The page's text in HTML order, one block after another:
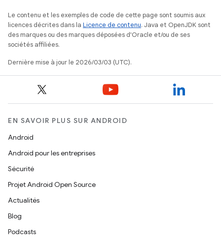
Le contenu et les exemples de code de cette page sont soumis aux
licences décrites dans la Licence de contenu. Java et OpenJDK sont
des marques ou des marques déposées d'Oracle et/ou de ses
sociétés affiliées.
Dernière mise à jour le 2026/03/03 (UTC).
EN SAVOIR PLUS SUR ANDROID
Android
Android pour les entreprises
Sécurité
Projet Android Open Source
Actualités
Blog
Podcasts